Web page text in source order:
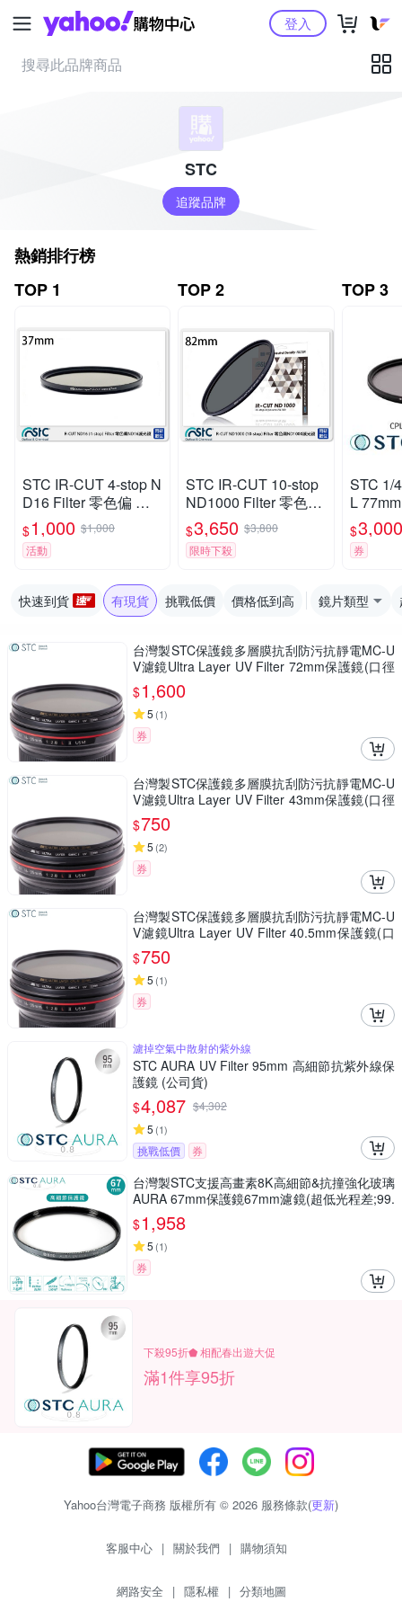
Yahoo購物中心登入
STC
追蹤品牌
熱銷排行榜
TOP 1
STC IR-CUT 4-stop N
D16 Filter 零色偏 減
光鏡 43mm (43,公司
貨)
$1,000 $1,000
活動
TOP 2
STC IR-CUT 10-stop
ND1000 Filter 零色偏
減光鏡 82mm (82,公
司貨)
$3,650 $3,800
限時下殺
TOP 3
STC 1/
L
鏡 (公
$3,000
券
快速到貨 有現貨 挑戰低價 價格低到高 鏡片類型
台灣製STC保護鏡多層膜抗刮防污抗靜電MC-U
V濾鏡Ultra Layer UV Filter 72mm保護鏡(口徑
72mm濾鏡)MRC-UV鏡頭保護鏡
$1,600
5 (1)
券
台灣製STC保護鏡多層膜抗刮防污抗靜電MC-U
V濾鏡Ultra Layer UV Filter 43mm保護鏡(口徑
43mm濾鏡)MRC-UV鏡頭保護鏡
$750
5 (2)
券
台灣製STC保護鏡多層膜抗刮防污抗靜電MC-U
V濾鏡Ultra Layer UV Filter 40.5mm保護鏡(口
徑40.5mm濾鏡)MRC-UV鏡頭保護鏡
$750
5 (1)
券
濾掉空氣中散射的紫外線
STC AURA UV Filter 95mm 高細節抗紫外線保
護鏡 (公司貨)
$4,087 $4,302
5 (1)
挑戰低價 券
台灣製STC支援高畫素8K高細節&抗撞強化玻璃
AURA 67mm保護鏡67mm濾鏡(超低光程差;99.
5%透光率;德國SCHOTT陶瓷玻璃)UV Filter
$1,958
5 (1)
券
下殺95折⬟ 相配春出遊大促
滿1件享95折
Yahoo台灣電子商務 版權所有 © 2026 服務條款(更新)
客服中心 | 關於我們 | 購物須知
網路安全 | 隱私權 | 分類地圖